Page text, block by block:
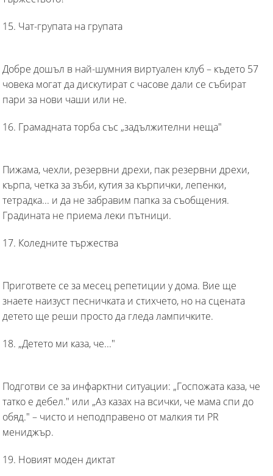
15. Чат-групата на групата
Добре дошъл в най-шумния виртуален клуб – където 57
човека могат да дискутират с часове дали се събират
пари за нови чаши или не.
16. Грамадната торба със „задължителни неща"
Пижама, чехли, резервни дрехи, пак резервни дрехи,
кърпа, четка за зъби, кутия за кърпички, лепенки,
тетрадка... и да не забравим папка за съобщения.
Градината не приема леки пътници.
17. Коледните тържества
Пригответе се за месец репетиции у дома. Вие ще
знаете наизуст песничката и стихчето, но на сцената
детето ще реши просто да гледа лампичките.
18. „Детето ми каза, че..."
Подготви се за инфарктни ситуации: „Госпожата каза, че
татко е дебел." или „Аз казах на всички, че мама спи до
обяд." – чисто и неподправено от малкия ти PR
мениджър.
19. Новият моден диктат